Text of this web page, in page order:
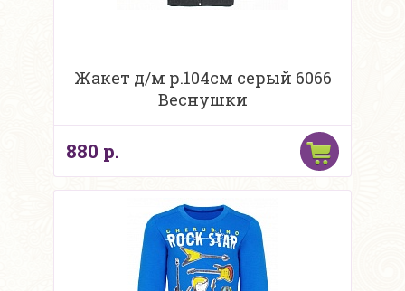
Жакет д/м р.104см серый 6066
Веснушки
880 р.